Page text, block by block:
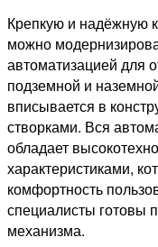
Крепкую и надёжную
можно
автоматизацией для
подземной и
вписывается в
створками. Вся
обладает
характеристиками,
комфортность
специалисты готовы
механизма.